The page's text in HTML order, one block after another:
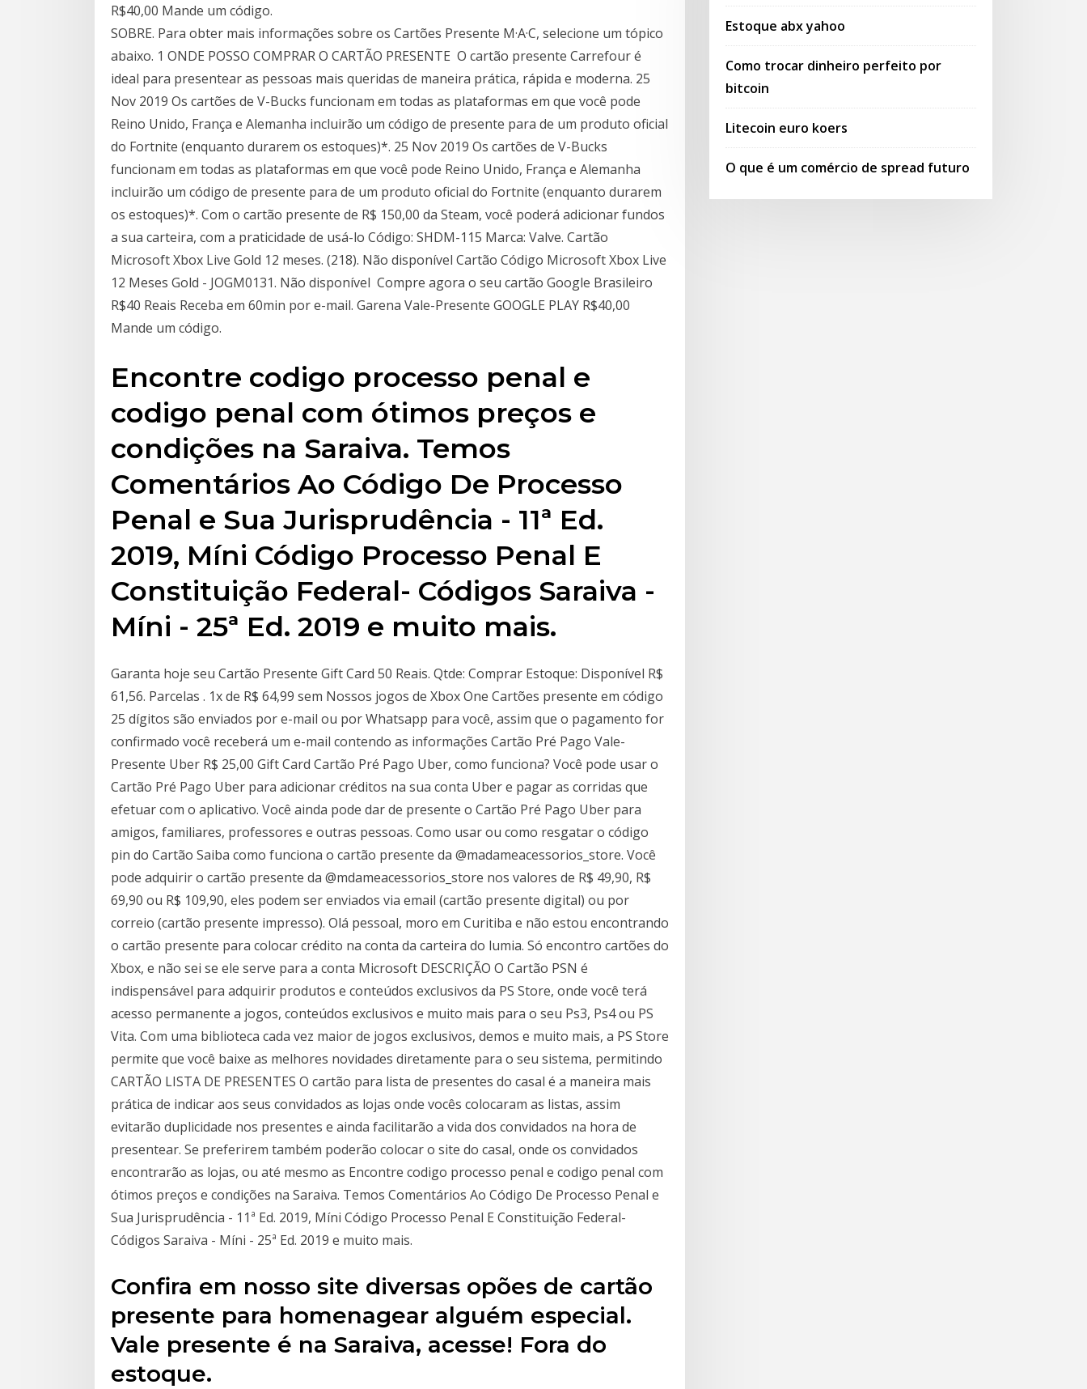
R$40,00 Mande um código.
SOBRE. Para obter mais informações sobre os Cartões Presente M·A·C, selecione um tópico
abaixo. 1 ONDE POSSO COMPRAR O CARTÃO PRESENTE O cartão presente Carrefour é
ideal para presentear as pessoas mais queridas de maneira prática, rápida e moderna. 25
Nov 2019 Os cartões de V-Bucks funcionam em todas as plataformas em que você pode
Reino Unido, França e Alemanha incluirão um código de presente para de um produto oficial
do Fortnite (enquanto durarem os estoques)*. 25 Nov 2019 Os cartões de V-Bucks
funcionam em todas as plataformas em que você pode Reino Unido, França e Alemanha
incluirão um código de presente para de um produto oficial do Fortnite (enquanto durarem
os estoques)*. Com o cartão presente de R$ 150,00 da Steam, você poderá adicionar fundos
a sua carteira, com a praticidade de usá-lo Código: SHDM-115 Marca: Valve. Cartão
Microsoft Xbox Live Gold 12 meses. (218). Não disponível Cartão Código Microsoft Xbox Live
12 Meses Gold - JOGM0131. Não disponível Compre agora o seu cartão Google Brasileiro
R$40 Reais Receba em 60min por e-mail. Garena Vale-Presente GOOGLE PLAY R$40,00
Mande um código.
Encontre codigo processo penal e
codigo penal com ótimos preços e
condições na Saraiva. Temos
Comentários Ao Código De Processo
Penal e Sua Jurisprudência - 11ª Ed.
2019, Míni Código Processo Penal E
Constituição Federal- Códigos Saraiva -
Míni - 25ª Ed. 2019 e muito mais.
Garanta hoje seu Cartão Presente Gift Card 50 Reais. Qtde: Comprar Estoque: Disponível R$
61,56. Parcelas . 1x de R$ 64,99 sem Nossos jogos de Xbox One Cartões presente em código
25 dígitos são enviados por e-mail ou por Whatsapp para você, assim que o pagamento for
confirmado você receberá um e-mail contendo as informações Cartão Pré Pago Vale-
Presente Uber R$ 25,00 Gift Card Cartão Pré Pago Uber, como funciona? Você pode usar o
Cartão Pré Pago Uber para adicionar créditos na sua conta Uber e pagar as corridas que
efetuar com o aplicativo. Você ainda pode dar de presente o Cartão Pré Pago Uber para
amigos, familiares, professores e outras pessoas. Como usar ou como resgatar o código
pin do Cartão Saiba como funciona o cartão presente da @madameacessorios_store. Você
pode adquirir o cartão presente da @mdameacessorios_store nos valores de R$ 49,90, R$
69,90 ou R$ 109,90, eles podem ser enviados via email (cartão presente digital) ou por
correio (cartão presente impresso). Olá pessoal, moro em Curitiba e não estou encontrando
o cartão presente para colocar crédito na conta da carteira do lumia. Só encontro cartões do
Xbox, e não sei se ele serve para a conta Microsoft DESCRIÇÃO O Cartão PSN é
indispensável para adquirir produtos e conteúdos exclusivos da PS Store, onde você terá
acesso permanente a jogos, conteúdos exclusivos e muito mais para o seu Ps3, Ps4 ou PS
Vita. Com uma biblioteca cada vez maior de jogos exclusivos, demos e muito mais, a PS Store
permite que você baixe as melhores novidades diretamente para o seu sistema, permitindo
CARTÃO LISTA DE PRESENTES O cartão para lista de presentes do casal é a maneira mais
prática de indicar aos seus convidados as lojas onde vocês colocaram as listas, assim
evitarão duplicidade nos presentes e ainda facilitarão a vida dos convidados na hora de
presentear. Se preferirem também poderão colocar o site do casal, onde os convidados
encontrarão as lojas, ou até mesmo as Encontre codigo processo penal e codigo penal com
ótimos preços e condições na Saraiva. Temos Comentários Ao Código De Processo Penal e
Sua Jurisprudência - 11ª Ed. 2019, Míni Código Processo Penal E Constituição Federal-
Códigos Saraiva - Míni - 25ª Ed. 2019 e muito mais.
Confira em nosso site diversas opões de cartão
presente para homenagear alguém especial.
Vale presente é na Saraiva, acesse! Fora do
estoque.
Estoque abx yahoo
Como trocar dinheiro perfeito por
bitcoin
Litecoin euro koers
O que é um comércio de spread futuro